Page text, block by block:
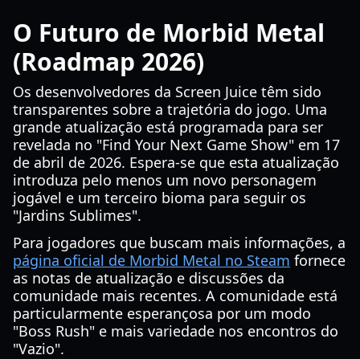
O Futuro de Morbid Metal
(Roadmap 2026)
Os desenvolvedores da Screen Juice têm sido
transparentes sobre a trajetória do jogo. Uma
grande atualização está programada para ser
revelada no "Find Your Next Game Show" em 17
de abril de 2026. Espera-se que esta atualização
introduza pelo menos um novo personagem
jogável e um terceiro bioma para seguir os
"Jardins Sublimes".
Para jogadores que buscam mais informações, a
página oficial de Morbid Metal no Steam fornece
as notas de atualização e discussões da
comunidade mais recentes. A comunidade está
particularmente esperançosa por um modo
"Boss Rush" e mais variedade nos encontros do
"Vazio".